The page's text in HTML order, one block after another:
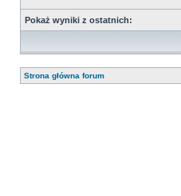
Pokaż wyniki z ostatnich:
Strona główna forum